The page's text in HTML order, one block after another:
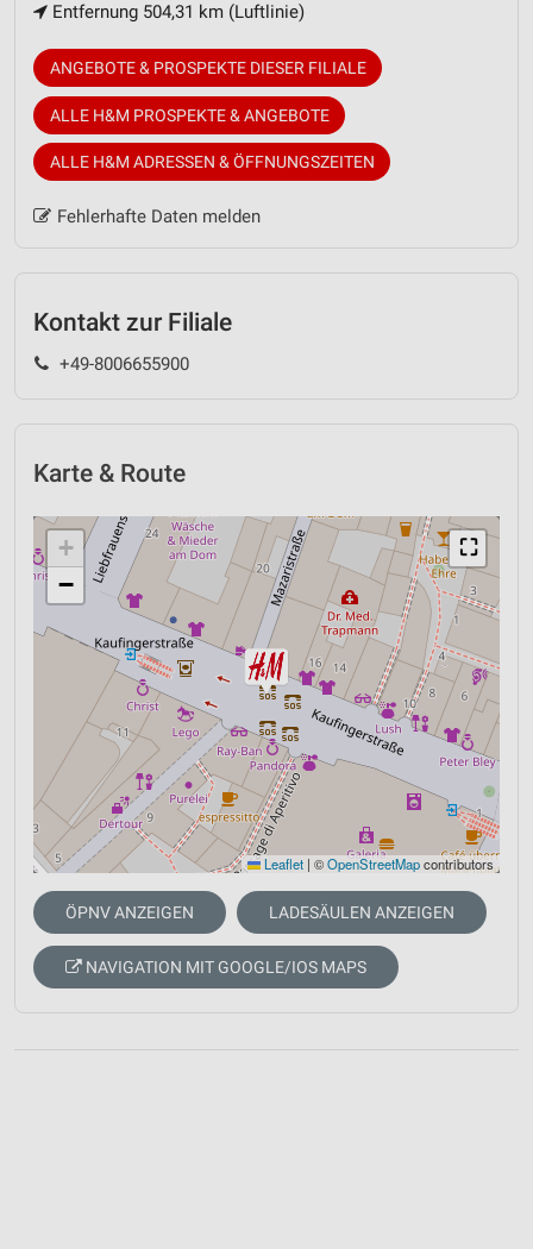
Entfernung 504,31 km (Luftlinie)
ANGEBOTE & PROSPEKTE DIESER FILIALE
ALLE H&M PROSPEKTE & ANGEBOTE
ALLE H&M ADRESSEN & ÖFFNUNGSZEITEN
Fehlerhafte Daten melden
Kontakt zur Filiale
+49-8006655900
Karte & Route
⛶
+
−
Leaflet | ©OpenStreetMapcontributors
ÖPNV ANZEIGEN LADESÄULEN ANZEIGEN
NAVIGATION MIT GOOGLE/IOS MAPS